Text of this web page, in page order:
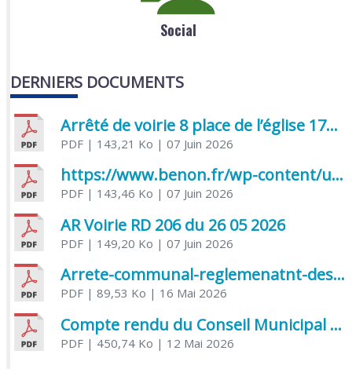
Social
DERNIERS DOCUMENTS
Arrêté de voirie 8 place de l’église 17170 Benon
PDF| 143,21 Ko | 07 Juin 2026
https://www.benon.fr/wp-content/uploads/2026/06/AR-Voirie-Chemin-de-Lafond-du-26-05-2026.pdf
PDF| 143,46 Ko | 07 Juin 2026
AR Voirie RD 206 du 26 05 2026
PDF| 149,20 Ko | 07 Juin 2026
Arrete-communal-reglemenatnt-des-bruits-de-voisinage-et-des-activites-bruyantes
PDF| 89,53 Ko | 16 Mai 2026
Compte rendu du Conseil Municipal du 06 mai 2026
PDF| 450,74 Ko | 12 Mai 2026